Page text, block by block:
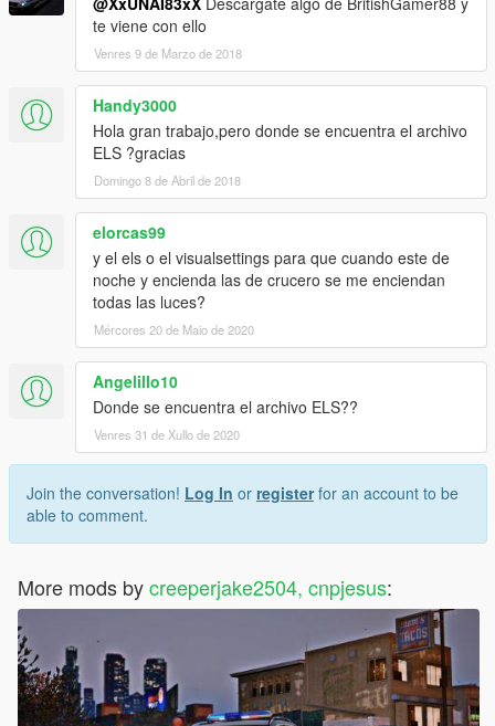
te viene con ello
Venres 9 de Marzo de 2018
Handy3000
Hola gran trabajo,pero donde se encuentra el archivo
ELS ?gracias
Domingo 8 de Abril de 2018
elorcas99
y el els o el visualsettings para que cuando este de
noche y encienda las de crucero se me enciendan
todas las luces?
Mércores 20 de Maio de 2020
Angelillo10
Donde se encuentra el archivo ELS??
Venres 31 de Xullo de 2020
Join the conversation! Log In or registerfor an account to be
able to comment.
More mods bycreeperjake2504, cnpjesus: